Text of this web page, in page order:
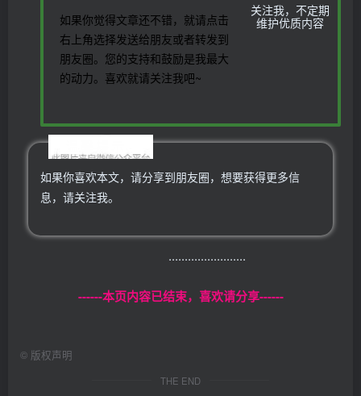
如果你觉得文章还不错，就请点击
右上角选择发送给朋友或者转发到
朋友圈。您的支持和鼓励是我最大
的动力。喜欢就请关注我吧~
关注我，不定期
维护优质内容
如果你喜欢本文，请分享到朋友圈，想要获得更多信
息，请关注我。
........................
------本页内容已结束，喜欢请分享------
© 版权声明
THE END